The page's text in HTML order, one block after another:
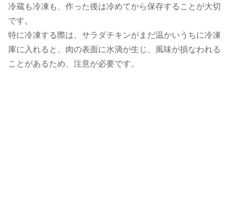
冷蔵も冷凍も、作った後は冷めてから保存することが大切
です。
特に冷凍する際は、サラダチキンがまだ温かいうちに冷凍
庫に入れると、肉の表面に水滴が生じ、風味が損なわれる
ことがあるため、注意が必要です。